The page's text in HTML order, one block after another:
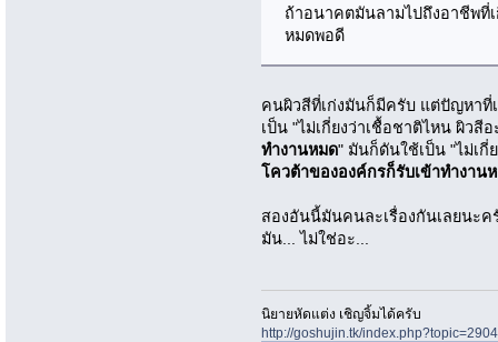
ถ้าอนาคตมันลามไปถึงอาชีพที่
หมดพอดี
คนผิวสีที่เก่งมันก็มีครับ แต่ปัญหาที่
เป็น "ไม่เกี่ยงว่าเชื้อชาติไหน ผิวสี
ทำงานหมด" มันก็ดันใช้เป็น "ไม่เ
โควต้าขององค์กรก็รับเข้าทำงาน
สองอันนี้มันคนละเรื่องกันเลยนะ
มัน... ไม่ใช่อะ...
นิยายหัดแต่ง เชิญจิ้มได้ครับ
http://goshujin.tk/